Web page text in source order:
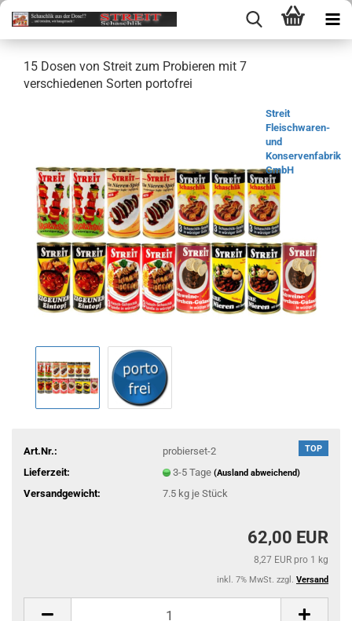
15 Dosen von Streit zum Probieren mit 7
verschiedenen Sorten portofrei
Streit
Fleischwaren-
und
Konservenfabrik
GmbH
TOP
Art.Nr.:
probierset-2
Lieferzeit:
3-5 Tage (Ausland abweichend)
Versandgewicht: 7.5kg je Stück
62,00 EUR
8,27 EUR pro 1 kg
inkl. 7% MwSt. zzgl. Versand